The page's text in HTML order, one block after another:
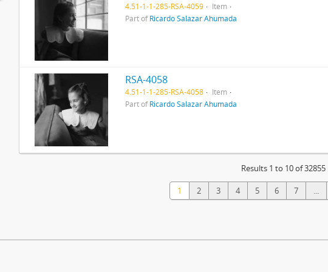
4.51-1-1-285-RSA-4059
Item
Part ofRicardo Salazar Ahumada
RSA-4058
4.51-1-1-285-RSA-4058
Item
Part ofRicardo Salazar Ahumada
Results 1 to 10 of 32855
1 2 3 4 5 6 7 ...